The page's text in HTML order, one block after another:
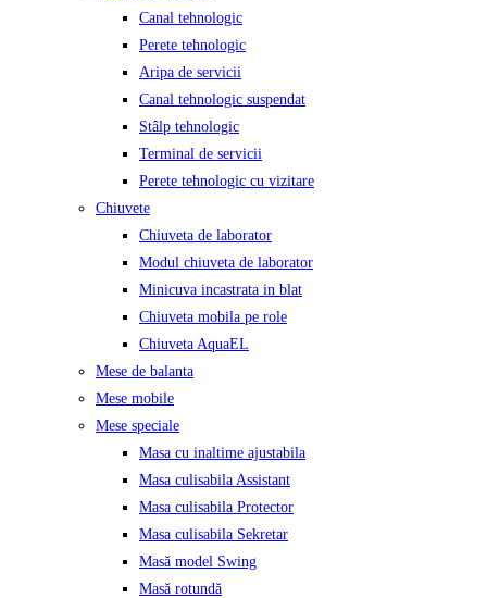
Canal tehnologic
Perete tehnologic
Aripa de servicii
Canal tehnologic suspendat
Stâlp tehnologic
Terminal de servicii
Perete tehnologic cu vizitare
Chiuvete
Chiuveta de laborator
Modul chiuveta de laborator
Minicuva incastrata in blat
Chiuveta mobila pe role
Chiuveta AquaEL
Mese de balanta
Mese mobile
Mese speciale
Masa cu inaltime ajustabila
Masa culisabila Assistant
Masa culisabila Protector
Masa culisabila Sekretar
Masă model Swing
Masă rotundă